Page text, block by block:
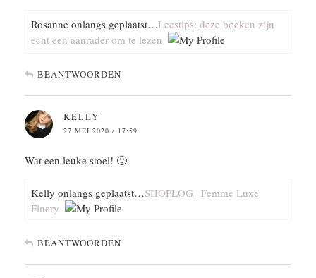
Rosanne onlangs geplaatst…Leestips: deze boeken zijn
echt een aanrader om te lezen
BEANTWOORDEN
KELLY
27 MEI 2020 / 17:59
Wat een leuke stoel! 🙂
Kelly onlangs geplaatst…SHOPLOG | Femme Luxe
Finery
BEANTWOORDEN